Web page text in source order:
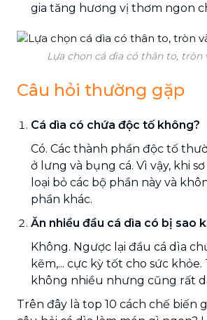
gia tăng hương vị thơm ngon
Lựa chọn cá dìa có thân to, tròn
Câu hỏi thường gặp
Cá dìa có chứa độc tố không?
Có. Các thành phần độc tố
ở lưng và bụng cá. Vì vậy, khi
loại bỏ các bộ phần này và
phần khác.
Ăn nhiều đầu cá dìa có bị sao
Không. Ngược lại đầu cá dìa
kẽm,... cực kỳ tốt cho sức khỏe.
không nhiều nhưng cũng rất
Trên đây là top 10 cách chế biến